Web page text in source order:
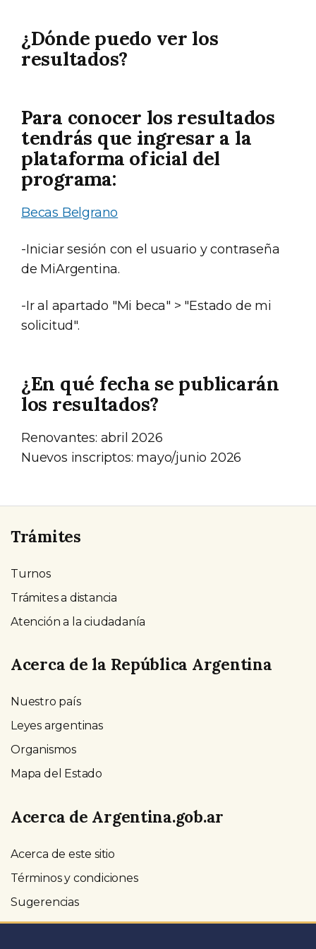
¿Dónde puedo ver los
resultados?
Para conocer los resultados
tendrás que ingresar a la
plataforma oficial del
programa:
Becas Belgrano
-Iniciar sesión con el usuario y contraseña
de MiArgentina.
-Ir al apartado "Mi beca" > "Estado de mi
solicitud".
¿En qué fecha se publicarán
los resultados?
Renovantes: abril 2026
Nuevos inscriptos: mayo/junio 2026
Trámites
Turnos
Trámites a distancia
Atención a la ciudadanía
Acerca de la República Argentina
Nuestro país
Leyes argentinas
Organismos
Mapa del Estado
Acerca de Argentina.gob.ar
Acerca de este sitio
Términos y condiciones
Sugerencias